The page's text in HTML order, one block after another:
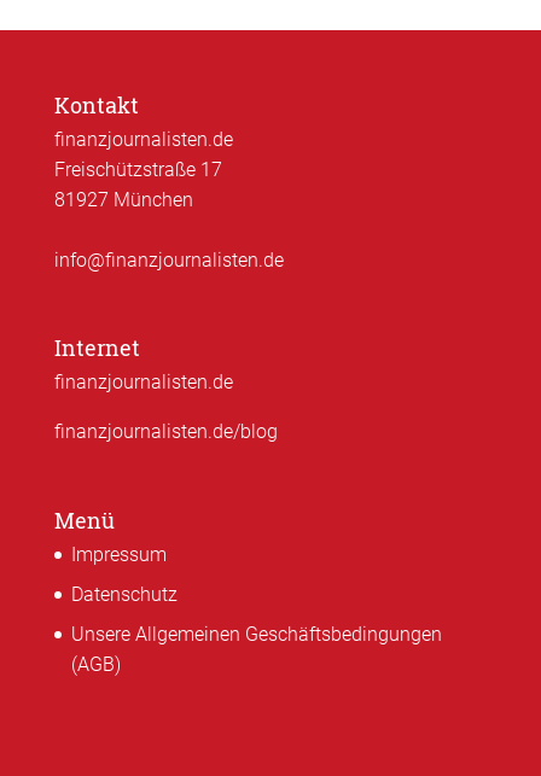
Kontakt
finanzjournalisten.de
Freischützstraße 17
81927 München
info@finanzjournalisten.de
Internet
finanzjournalisten.de
finanzjournalisten.de/blog
Menü
Impressum
Datenschutz
Unsere Allgemeinen Geschäftsbedingungen
(AGB)